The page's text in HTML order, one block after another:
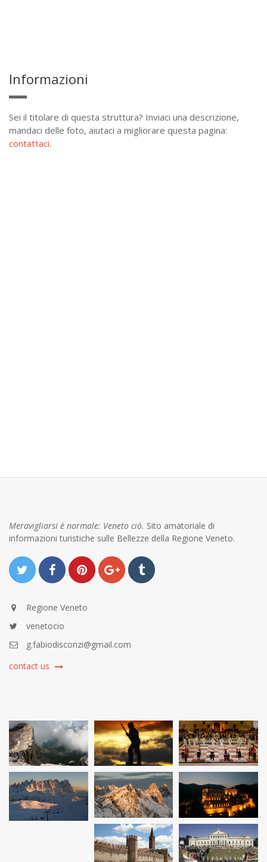
Informazioni
Sei il titolare di questa struttura? Inviaci una descrizione,
mandaci delle foto, aiutaci a migliorare questa pagina:
contattaci.
Meravigliarsi è normale: Veneto ciò. Sito amatoriale di
informazioni turistiche sulle Bellezze della Regione Veneto.
Regione Veneto
venetocio
g.fabiodisconzi@gmail.com
contact us